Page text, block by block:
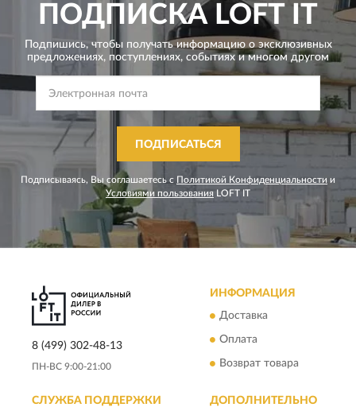
ПОДПИСКА LOFT IT
Подпишись, чтобы получать информацию о эксклюзивных
предложениях, поступлениях, событиях и многом другом
ПОДПИСАТЬСЯ
Подписываясь, Вы соглашаетесь с Политикой Конфиденциальности и
Условиями пользования LOFT IT
8 (499) 302-48-13
ПН-ВС 9:00-21:00
ИНФОРМАЦИЯ
Доставка
Оплата
Возврат товара
СЛУЖБА ПОДДЕРЖКИ ДОПОЛНИТЕЛЬНО